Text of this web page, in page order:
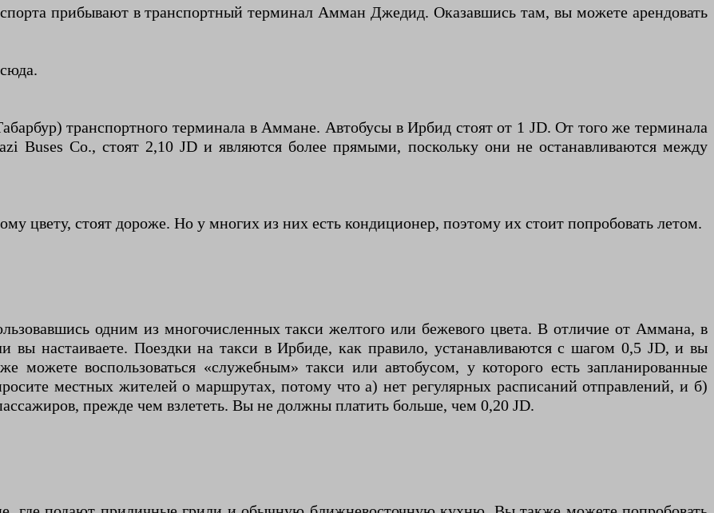
прибывают в транспортный терминал Амман Джедид. Оказавшись там, вы можете арендовать
транспортного терминала в Аммане. Автобусы в Ирбид стоят от 1 JD. От того же терминала
Buses Co., стоят 2,10 JD и являются более прямыми, поскольку они не останавливаются между
цвету, стоят дороже. Но у многих из них есть кондиционер, поэтому их стоит попробовать летом.
одним из многочисленных такси желтого или бежевого цвета. В отличие от Аммана, в
вы настаиваете. Поездки на такси в Ирбиде, как правило, устанавливаются с шагом 0,5 JD, и вы
можете воспользоваться «служебным» такси или автобусом, у которого есть запланированные
местных жителей о маршрутах, потому что а) нет регулярных расписаний отправлений, и б)
прежде чем взлететь. Вы не должны платить больше, чем 0,20 JD.